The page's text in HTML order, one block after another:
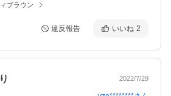
ブラウン
違反報告 いいね 2
2022/7/29